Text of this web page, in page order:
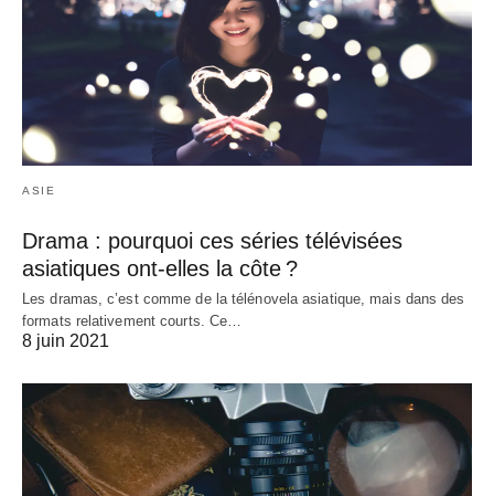
ASIE
Drama : pourquoi ces séries télévisées
asiatiques ont-elles la côte ?
Les dramas, c’est comme de la télénovela asiatique, mais dans des
formats relativement courts. Ce…
8 juin 2021